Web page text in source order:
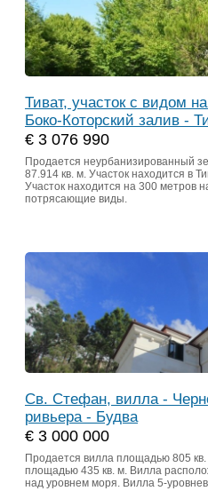
Тиват, участок с видом
Боко-Которский залив -
€ 3 076 990
Продается неурбанизированный
87.914 кв. м. Участок находится в
Участок находится на 300 метров
потрясающие виды.
Св. Стефан, вилла -
ривьера - Будва
€ 3 000 000
Продается вилла площадью 805
площадью 435 кв. м. Вилла
над уровнем моря. Вилла 5-